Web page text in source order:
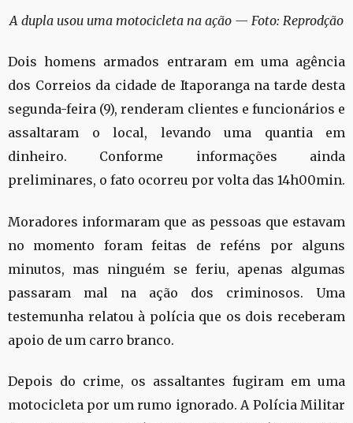
A dupla usou uma motocicleta na ação — Foto: Reprodção
Dois homens armados entraram em uma agência
dos Correios da cidade de Itaporanga na tarde desta
segunda-feira (9), renderam clientes e funcionários e
assaltaram o local, levando uma quantia em
dinheiro. Conforme informações ainda
preliminares, o fato ocorreu por volta das 14h00min.
Moradores informaram que as pessoas que estavam
no momento foram feitas de reféns por alguns
minutos, mas ninguém se feriu, apenas algumas
passaram mal na ação dos criminosos. Uma
testemunha relatou à polícia que os dois receberam
apoio de um carro branco.
Depois do crime, os assaltantes fugiram em uma
motocicleta por um rumo ignorado. A Polícia Militar